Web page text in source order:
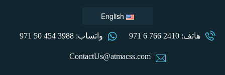
English
هاتف: 2410 766 6 971 واتساب: 3988 454 50 971
ContactUs@atmacss.com